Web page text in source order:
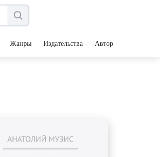
Жанры Издательства Авторы